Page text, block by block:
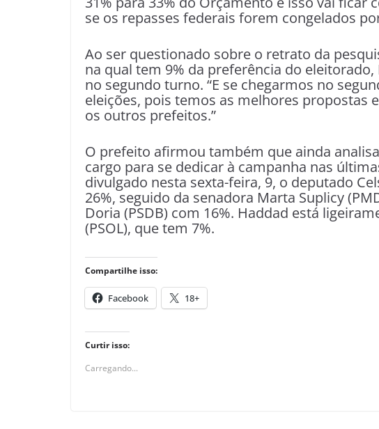
se os repasses federais forem congelados
Ao ser questionado sobre o retrato da
na qual tem 9% da preferência do
no segundo turno. “E se chegarmos no
eleições, pois temos as melhores propostas
os outros prefeitos.”
O prefeito afirmou também que ainda
cargo para se dedicar à campanha nas
divulgado nesta sexta-feira, 9, o deputado
26%, seguido da senadora Marta Suplicy
Doria (PSDB) com 16%. Haddad está
(PSOL), que tem 7%.
Compartilhe isso:
Facebook 18+
Curtir isso:
Carregando...